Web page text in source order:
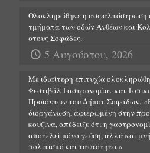
Ολοκληρώθηκε η ασφαλτόστρωση
τμήματα των οδών Ανθέων και
στους Σοφάδες.
5 Αυγούστου, 2026
Με ιδιαίτερη επιτυχία
Φεστιβάλ Γαστρονομίας και
Προϊόντων του Δήμου Σοφάδων.-
διοργάνωση, αφιερωμένη στην
κουζίνα, απέδειξε ότι η
αποτελεί μόνο γεύση, αλλά και
πολιτισμό και ταυτότητα.»